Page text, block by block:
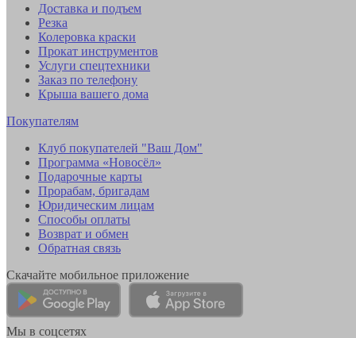
Доставка и подъем
Резка
Колеровка краски
Прокат инструментов
Услуги спецтехники
Заказ по телефону
Крыша вашего дома
Покупателям
Клуб покупателей "Ваш Дом"
Программа «Новосёл»
Подарочные карты
Прорабам, бригадам
Юридическим лицам
Способы оплаты
Возврат и обмен
Обратная связь
Скачайте мобильное приложение
Мы в соцсетях